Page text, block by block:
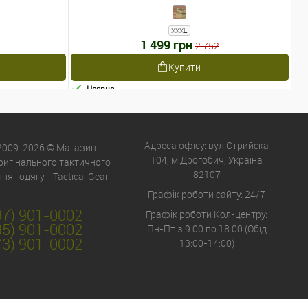
XXXL
1 499 грн 2 752
Купити
Наявне
2026 © Магазин
тактичного
і одягу - Tactical Gear
901-0002
901-0002
901-0002
Адреса офісу: вул.Стрийска
104, м.Дрогобич, Україна
82107
Графік роботи сайту: 24/7
Графік роботи Кол-центру:
Пн-Пт з 9:00 по 18:00 (Обід
13:00-14:00)